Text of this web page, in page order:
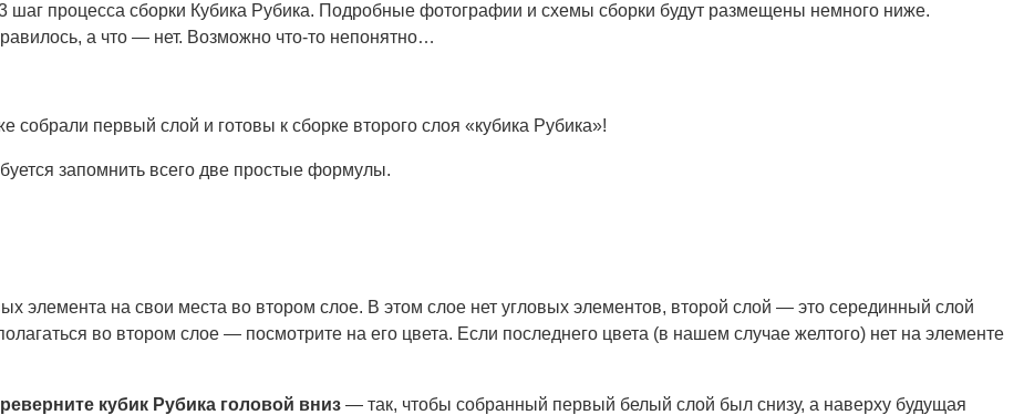
шаг процесса сборки Кубика Рубика. Подробные фотографии и схемы сборки будут размещены немного ниже.
а что — нет. Возможно что-то непонятно…
собрали первый слой и готовы к сборке второго слоя «кубика Рубика»!
запомнить всего две простые формулы.
элемента на свои места во втором слое. В этом слое нет угловых элементов, второй слой — это серединный слой
во втором слое — посмотрите на его цвета. Если последнего цвета (в нашем случае желтого) нет на элементе
кубик Рубика головой вниз — так, чтобы собранный первый белый слой был снизу, а наверху будущая